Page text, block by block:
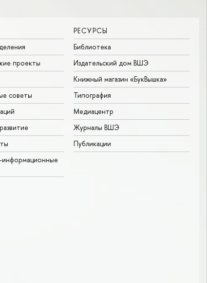
проекты
советы
информационные
РЕСУРСЫ
Библиотека
Издательский дом ВШЭ
Книжный магазин «БукВышка»
Типография
Медиацентр
Журналы ВШЭ
Публикации